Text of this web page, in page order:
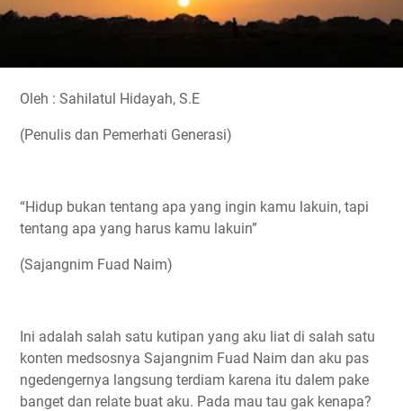
Oleh : Sahilatul Hidayah, S.E
(Penulis dan Pemerhati Generasi)
“Hidup bukan tentang apa yang ingin kamu lakuin, tapi
tentang apa yang harus kamu lakuin”
(Sajangnim Fuad Naim)
Ini adalah salah satu kutipan yang aku liat di salah satu
konten medsosnya Sajangnim Fuad Naim dan aku pas
ngedengernya langsung terdiam karena itu dalem pake
banget dan relate buat aku. Pada mau tau gak kenapa?